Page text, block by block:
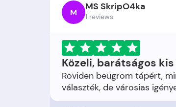
M MS SkripO4ka
1 reviews
Közeli, barátságos
Röviden beugrom tápért,